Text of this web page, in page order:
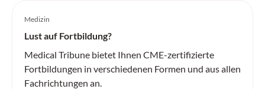
Medizin
Lust auf Fortbildung?
Medical Tribune bietet Ihnen CME-zertifizierte
Fortbildungen in verschiedenen Formen und aus allen
Fachrichtungen an.